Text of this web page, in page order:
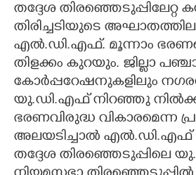
CARTOONS
LITERATURE
CONTACT US
തദ്ദേശ തിരഞ്ഞെടുപ്പിലേറ്റ
തിരിച്ചടിയുടെ
എൽ.ഡി.എഫ്. മൂന്നാം
തിളക്കം കുറയും. ജില്ലാ
കോർപ്പറേഷനുകളിലും
യു.ഡി.എഫ് നിറഞ്ഞു
ഭരണവിരുദ്ധ വികാരമെന്ന
അലയടിച്ചാൽ
തദ്ദേശ തിരഞ്ഞെടുപ്പിലെ